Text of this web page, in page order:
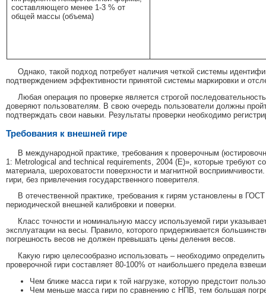
составляющего менее 1-3 % от
общей массы (объема)
Однако, такой подход потребует наличия четкой системы
подтверждением эффективности принятой системы маркировки и
Любая операция по проверке является строгой
доверяют пользователям. В свою очередь пользователи должны
подтверждать свои навыки. Результаты проверки необходимо
Требования к внешней гире
В международной практике, требования к проверочным
1: Metrological and technical requirements, 2004 (E)», которые требуют
материала, шероховатости поверхности и магнитной
гири, без привлечения государственного поверителя.
В отечественной практике, требования к гирям установлены в
периодической внешней калибровки и поверки.
Класс точности и номинальную массу используемой гири
эксплуатации на весы. Правило, которого придерживается
погрешность весов не должен превышать цены деления весов.
Какую гирю целесообразно использовать – необходимо
проверочной гири составляет 80-100% от наибольшего предела
Чем ближе масса гири к той нагрузке, которую предстоит
Чем меньше масса гири по сравнению с НПВ, тем большая